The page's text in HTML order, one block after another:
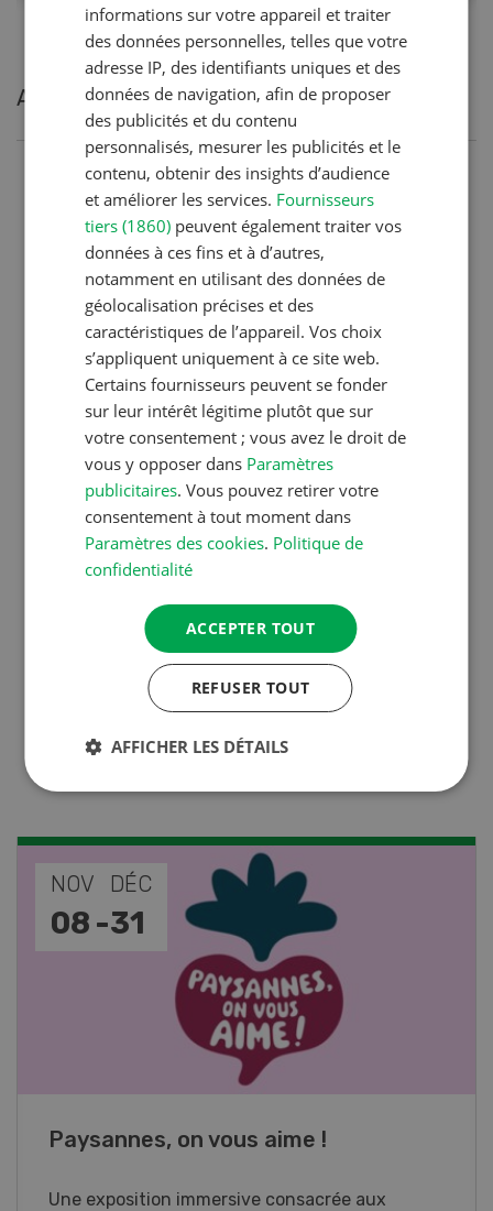
Articles les plus lues
Production animale
Noms de vaches en Suisse :
liste de A à Z
Production animale
L’aide du vétérinaire: «Que
faire en cas de diarrhée
chez les chèvres ? »
Production végétale
Couverts végétaux:
durables
Production animale
Lutter efficacement contre
NOV
17 -
JAN
26
Cours spécialisé Aquaculture
Vous élevez des poissons ou songez à le faire?
informations sur votre appareil et traiter
des données personnelles, telles que votre
adresse IP, des identifiants uniques et des
données de navigation, afin de proposer
des publicités et du contenu
personnalisés, mesurer les publicités et le
contenu, obtenir des insights d’audience
et améliorer les services. Fournisseurs
tiers (1860) peuvent également traiter vos
données à ces fins et à d’autres,
notamment en utilisant des données de
géolocalisation précises et des
caractéristiques de l’appareil. Vos choix
s’appliquent uniquement à ce site web.
Certains fournisseurs peuvent se fonder
sur leur intérêt légitime plutôt que sur
votre consentement ; vous avez le droit de
vous y opposer dans Paramètres
publicitaires. Vous pouvez retirer votre
consentement à tout moment dans
Paramètres des cookies. Politique de
confidentialité
ACCEPTER TOUT
REFUSER TOUT
AFFICHER LES DÉTAILS